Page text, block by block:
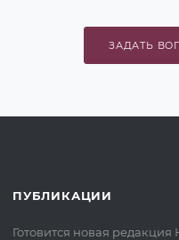
ЗАДАТЬ
ПУБЛИКАЦИИ
Готовится новая редакция